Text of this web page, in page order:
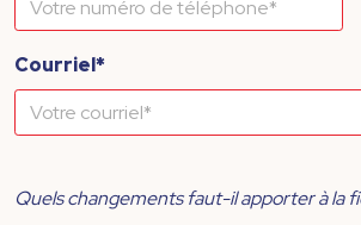
Courriel*
Quels changements faut-il apporter à la